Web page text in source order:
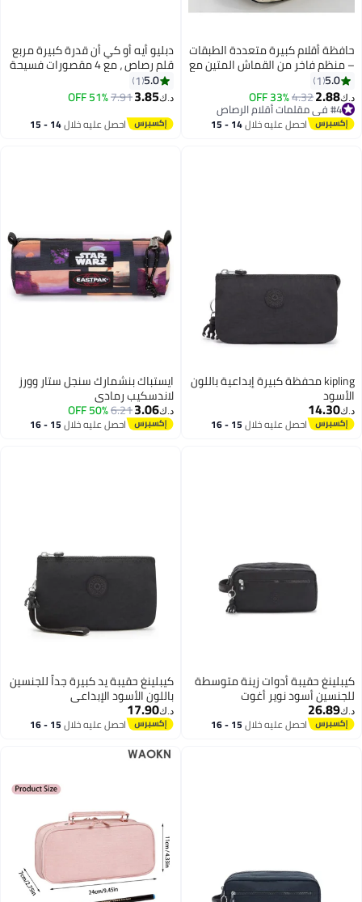
حافظة أقلام كبيرة متعددة الطبقات
– منظم فاخر من القماش المتين مع
أقسام متعددة وجيوب شبكية
ومقابض مريحة | تخزين أدوات
مكتبية محمول للمدرسة والمكتب
والسفر ومستحضرات التجميل |
حقيبة أقلام بسيطة، منظم مكتب،
5.0
1
د.ك‏2.88
4.32
33% OFF
#4 في مقلمات أقلام الرصاص
#4 في مقلمات أقلام الرصاص احصل عليه خلال 14 - 15
دبليو أيه أو كي أن قدرة كبيرة مربع
قلم رصاص ، مع 4 مقصورات فسيحة
متعددة فتحة حقيبة التخزين ،
وسهلة لتخزين واستخدام
5.0
1
د.ك‏3.85
7.91
51% OFF
احصل عليه خلال 14 - 15
kipling محفظة كبيرة إبداعية باللون
الأسود
د.ك‏14.30
احصل عليه خلال 15 - 16
ايستباك بنشمارك سنجل ستار وورز
لاندسكيب رمادي
د.ك‏3.06
6.21
50% OFF
احصل عليه خلال 15 - 16
كيبلينغ حقيبة أدوات زينة متوسطة
للجنسين أسود نوير أغوت
د.ك‏26.89
احصل عليه خلال 15 - 16
اغسطس
كيبلينغ حقيبة يد كبيرة جداً للجنسين
باللون الأسود الإبداعي
د.ك‏17.90
احصل عليه خلال 15 - 16
اغسطس